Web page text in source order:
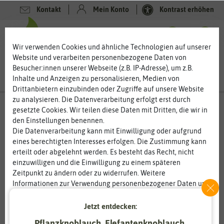
Kontakt Mein Konto Kontrast erhöhen
-20%
Wir verwenden Cookies und ähnliche Technologien auf unserer
Website und verarbeiten personenbezogene Daten von
Besucher:innen unserer Webseite (z.B. IP-Adresse), um z.B.
Inhalte und Anzeigen zu personalisieren, Medien von
Drittanbietern einzubinden oder Zugriffe auf unsere Website
zu analysieren. Die Datenverarbeitung erfolgt erst durch
gesetzte Cookies. Wir teilen diese Daten mit Dritten, die wir in
den Einstellungen benennen.
Die Datenverarbeitung kann mit Einwilligung oder aufgrund
eines berechtigten Interesses erfolgen. Die Zustimmung kann
erteilt oder abgelehnt werden. Es besteht das Recht, nicht
einzuwilligen und die Einwilligung zu einem späteren
Zeitpunkt zu ändern oder zu widerrufen. Weitere
Informationen zur Verwendung personenbezogener Daten und
Essenziell Statistik
Jetzt entdecken: